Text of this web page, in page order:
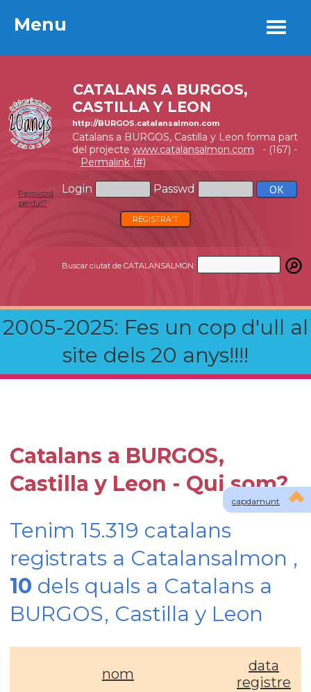
Menu
CATALANS A BURGOS,
CASTILLA Y LEON
http://BURGOS.catalansalmon.com
Catalans a BURGOS, Castilla y Leon forma part
del projecte www.catalansalmon.com - (167) -
Permalink (#)
Login Passwd
Password
perdut?
REGISTRA'T
Buscar ciutat de CATALANSALMON:
2005-2025: Fes un cop d'ull al
site dels 20 anys!!!!
Menu
capdamunt
Catalans a BURGOS,
Castilla y Leon - Qui som?
Tenim 15.319 catalans
registrats a Catalansalmon ,
10 dels quals a Catalans a
BURGOS, Castilla y Leon
nom
data
registre